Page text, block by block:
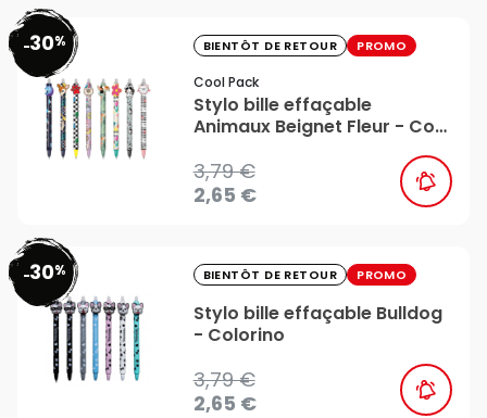
-30% BIENTÔT DE RETOUR PROMO
Cool Pack
Stylo bille effaçable
Animaux Beignet Fleur - Cool
3,79 €
2,65 €
-30% BIENTÔT DE RETOUR PROMO
Stylo bille effaçable Bulldog
- Colorino
3,79 €
2,65 €